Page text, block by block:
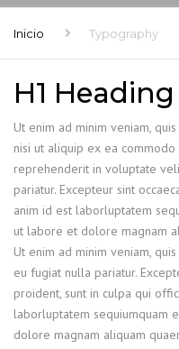
Inicio Typography
H1 Heading
Ut enim ad minim veniam,
nisi ut aliquip ex ea
reprehenderit in voluptate
pariatur. Excepteur sint
anim id est laborluptatem
ut labore et dolore magnam
Ut enim ad minim veniam,
eu fugiat nulla pariatur.
proident, sunt in culpa qui
laborluptatem sequiumquam
dolore magnam aliquam